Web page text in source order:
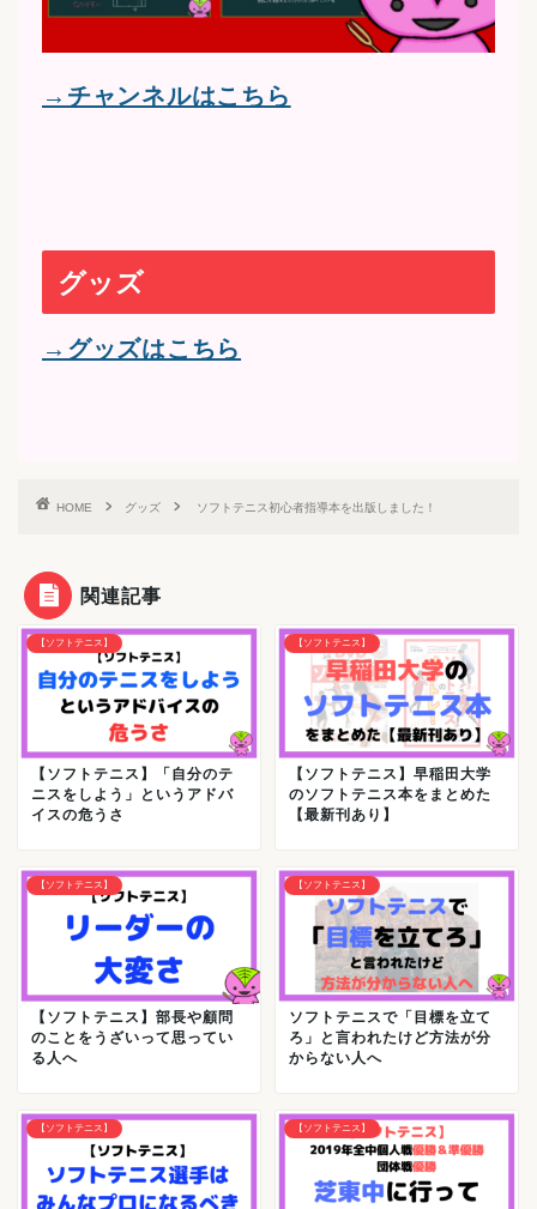
→チャンネルはこちら
グッズ
→グッズはこちら
HOME グッズ ソフトテニス初心者指導本を出版しました！
関連記事
【ソフトテニス】
【ソフトテニス】「自分のテ
ニスをしよう」というアドバ
イスの危うさ
【ソフトテニス】
【ソフトテニス】早稲田大学
のソフトテニス本をまとめた
【最新刊あり】
【ソフトテニス】
【ソフトテニス】部長や顧問
のことをうざいって思ってい
る人へ
【ソフトテニス】
ソフトテニスで「目標を立て
ろ」と言われたけど方法が分
からない人へ
【ソフトテニス】 【ソフトテニス】